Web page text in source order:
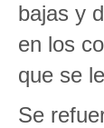
bajas y
en los
que se
Se